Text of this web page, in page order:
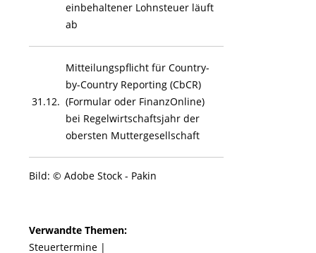
einbehaltener Lohnsteuer läuft
ab
31.12.
Mitteilungspflicht für Country-
by-Country Reporting (CbCR)
(Formular oder FinanzOnline)
bei Regelwirtschaftsjahr der
obersten Muttergesellschaft
Bild: © Adobe Stock - Pakin
Verwandte Themen:
Steuertermine |